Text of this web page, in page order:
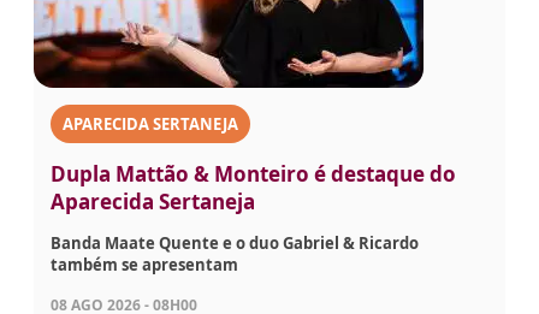
APARECIDA SERTANEJA
Dupla Mattão & Monteiro é destaque do
Aparecida Sertaneja
Banda Maate Quente e o duo Gabriel & Ricardo
também se apresentam
08 AGO 2026 - 08H00